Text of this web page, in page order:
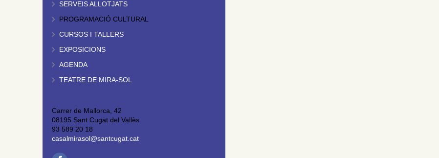
SERVEIS ALLOTJATS
PROGRAMACIÓ CULTURAL
CURSOS I TALLERS
EXPOSICIONS
AGENDA
TEATRE DE MIRA-SOL
Carrer de Mallorca, 42
08195 Sant Cugat del Vallès
93 589 20 18
casalmirasol@santcugat.cat